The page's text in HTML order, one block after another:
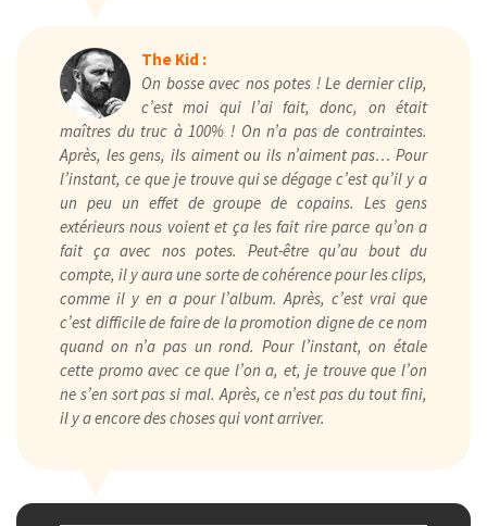
The Kid :
On bosse avec nos potes ! Le dernier clip,
c’est moi qui l’ai fait, donc, on était
maîtres du truc à 100% ! On n’a pas de contraintes.
Après, les gens, ils aiment ou ils n’aiment pas… Pour
l’instant, ce que je trouve qui se dégage c’est qu’il y a
un peu un effet de groupe de copains. Les gens
extérieurs nous voient et ça les fait rire parce qu’on a
fait ça avec nos potes. Peut-être qu’au bout du
compte, il y aura une sorte de cohérence pour les clips,
comme il y en a pour l’album. Après, c’est vrai que
c’est difficile de faire de la promotion digne de ce nom
quand on n’a pas un rond. Pour l’instant, on étale
cette promo avec ce que l’on a, et, je trouve que l’on
ne s’en sort pas si mal. Après, ce n’est pas du tout fini,
il y a encore des choses qui vont arriver.